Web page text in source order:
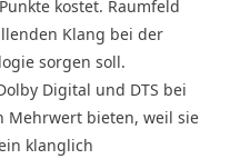
kostet. Raumfeld
Klang bei der
sorgen soll.
Digital und DTS bei
Mehrwert bieten, weil sie
klanglich